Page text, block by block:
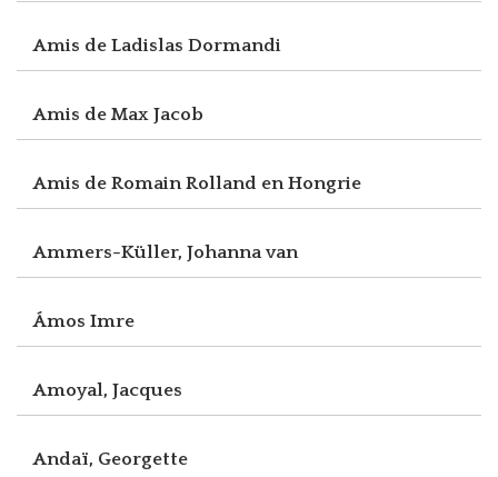
Amis de Ladislas Dormandi
Amis de Max Jacob
Amis de Romain Rolland en Hongrie
Ammers-Küller, Johanna van
Ámos Imre
Amoyal, Jacques
Andaï, Georgette